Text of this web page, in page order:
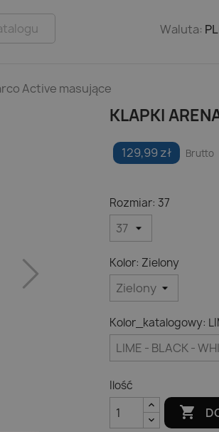
Waluta:
Active masujące
KLAPKI
129,99 zł Brutto
Rozmiar: 37
Kolor: Zielony
Kolor_katalogowy:
Ilość
